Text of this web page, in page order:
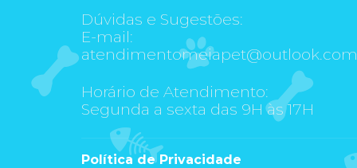
Dúvidas e Sugestões:
E-mail:
atendimentomeiapet@outlook.com
Horário de Atendimento:
Segunda a sexta das 9H às 17H
Política de Privacidade